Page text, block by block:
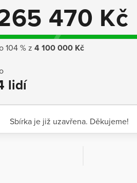
470 Kč
104 % z 4 100 000 Kč
lidí
Sbírka je již uzavřena. Děkujeme!